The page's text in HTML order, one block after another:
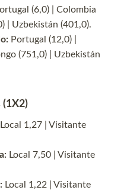
(6,0) | Colombia
| Uzbekistán (401,0).
Portugal (12,0) |
(751,0) | Uzbekistán
(1X2)
Local 1,27 | Visitante
Local 7,50 | Visitante
Local 1,22 | Visitante